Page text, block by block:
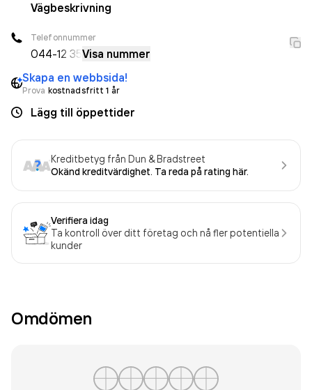
Vägbeskrivning
Telefonnummer
044-12 35Visa nummer
Skapa en webbsida!
Prova kostnadsfritt 1 år
Lägg till öppettider
Kreditbetyg från Dun & Bradstreet
Okänd kreditvärdighet. Ta reda på rating här.
Verifiera idag
Ta kontroll över ditt företag och nå fler potentiella
kunder
Omdömen